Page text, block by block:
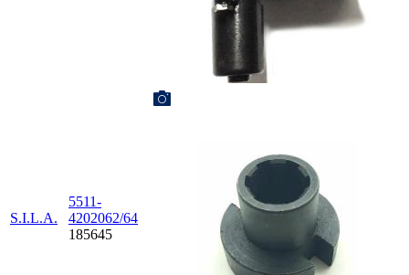
S.I.L.A.
5511-
4202062/64
185645